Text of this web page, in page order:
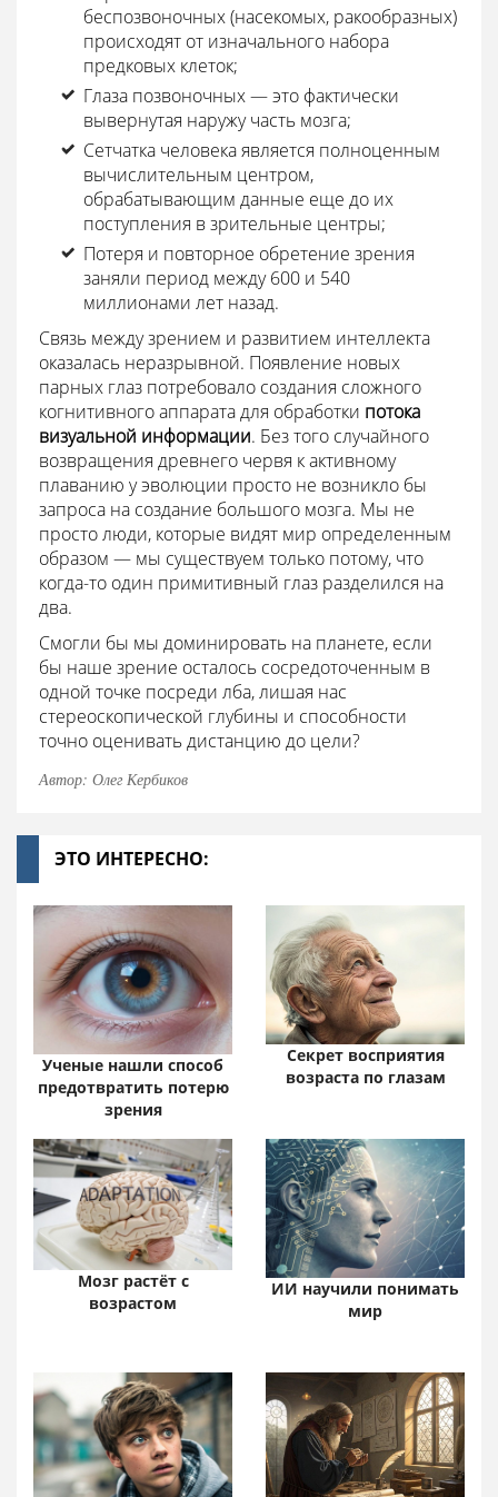
беспозвоночных (насекомых, ракообразных)
происходят от изначального набора
предковых клеток;
Глаза позвоночных — это фактически
вывернутая наружу часть мозга;
Сетчатка человека является полноценным
вычислительным центром,
обрабатывающим данные еще до их
поступления в зрительные центры;
Потеря и повторное обретение зрения
заняли период между 600 и 540
миллионами лет назад.
Связь между зрением и развитием интеллекта
оказалась неразрывной. Появление новых
парных глаз потребовало создания сложного
когнитивного аппарата для обработки потока
визуальной информации. Без того случайного
возвращения древнего червя к активному
плаванию у эволюции просто не возникло бы
запроса на создание большого мозга. Мы не
просто люди, которые видят мир определенным
образом — мы существуем только потому, что
когда-то один примитивный глаз разделился на
два.
Смогли бы мы доминировать на планете, если
бы наше зрение осталось сосредоточенным в
одной точке посреди лба, лишая нас
стереоскопической глубины и способности
точно оценивать дистанцию до цели?
Автор: Олег Кербиков
ЭТО ИНТЕРЕСНО:
Ученые нашли способ
предотвратить потерю
зрения
Секрет восприятия
возраста по глазам
Мозг растёт с
возрастом
ИИ научили понимать
мир